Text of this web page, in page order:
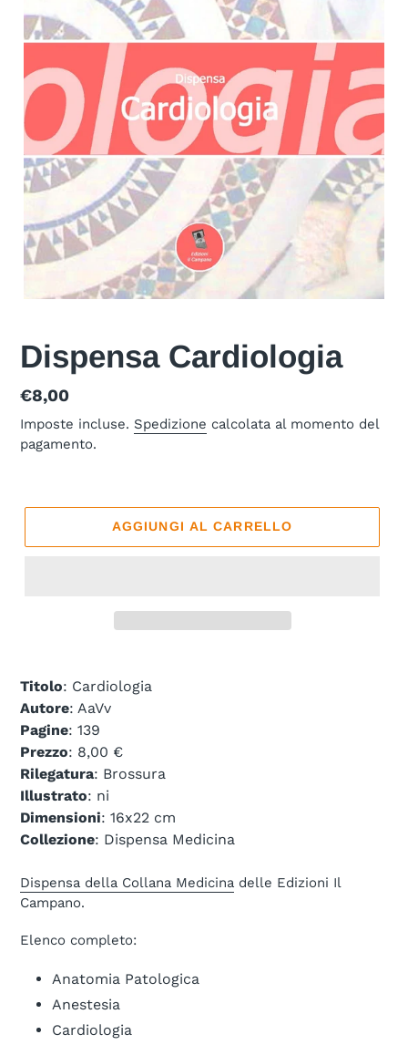
Dispensa Cardiologia
Prezzo
di
listino
€8,00
Imposte incluse. Spedizione calcolata al momento del
pagamento.
AGGIUNGI AL CARRELLO
Titolo: Cardiologia
Autore: AaVv
Pagine: 139
Prezzo: 8,00 €
Rilegatura: Brossura
Illustrato: ni
Dimensioni: 16x22 cm
Collezione: Dispensa Medicina
Dispensa della Collana Medicina delle Edizioni Il
Campano.
Elenco completo:
Anatomia Patologica
Anestesia
Cardiologia